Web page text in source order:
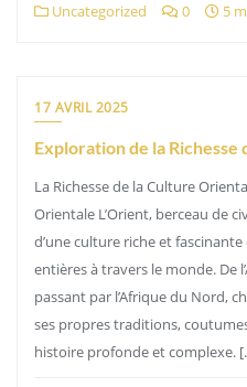
Uncategorized 0 5
17 AVRIL 2025
Exploration de la
La Richesse de la Culture
Orientale L’Orient, berceau de
d’une culture riche et
entières à travers le monde. De
passant par l’Afrique du Nord,
ses propres traditions,
histoire profonde et complexe.